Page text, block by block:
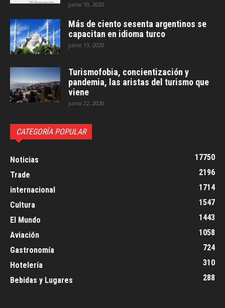
junio 10, 2020
Más de ciento sesenta argentinos se
capacitan en idioma turco
junio 13, 2020
Turismofobia, concientización y
pandemia, las aristas del turismo que
viene
junio 22, 2020
CATEGORÍA POPULAR
Noticias
17750
Trade
2196
internacional
1714
Cultura
1547
El Mundo
1443
Aviación
1058
Gastronomía
724
Hotelería
310
Bebidas y Lugares
288